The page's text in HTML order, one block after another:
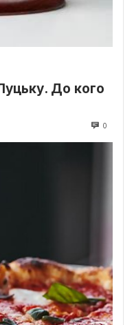
До кого
0